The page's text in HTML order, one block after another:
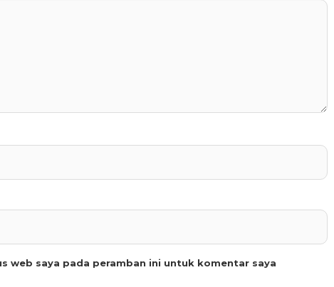
web saya pada peramban ini untuk komentar saya